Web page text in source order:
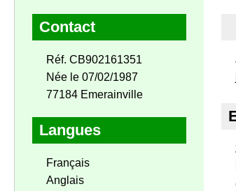
Contact
Réf. CB902161351
Née le 07/02/1987
77184 Emerainville
Langues
Français
Anglais